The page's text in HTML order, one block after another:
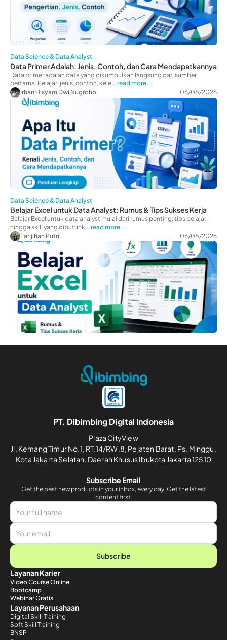
Data Science & Data Analyst
Data Primer Adalah: Jenis, Contoh, dan Cara Mendapatkannya
Data primer adalah data yang dikumpulkan langsung dari sumber
pertama. Pelajari jenis, contoh, kele...read more...
Irhan Hisyam Dwi Nugroho
06/08/2026
Data Science & Data Analyst
Belajar Excel untuk Data Analyst: Rumus & Tips Sukses Kerja
Belajar Excel untuk data analyst mulai dari rumus penting, tips belajar,
hingga skill yang dibutuhk...read more...
Farijihan Putri
06/08/2026
PT. Dibimbing Digital Indonesia
Plaza CityView
Jl. Kemang Timur No.1, RT.14/RW.8, Pejaten Barat, Ps. Minggu,
Kota Jakarta Selatan, Daerah Khusus Ibukota Jakarta 12510
Subscribe Email
Get the best new products in your inbox, every day. Get the latest
content first.
Subscribe
Layanan Karier
Video Course Online
Bootcamp
Webinar Gratis
Layanan Perusahaan
Digital Skill Training
Soft Skill Training
BNSP